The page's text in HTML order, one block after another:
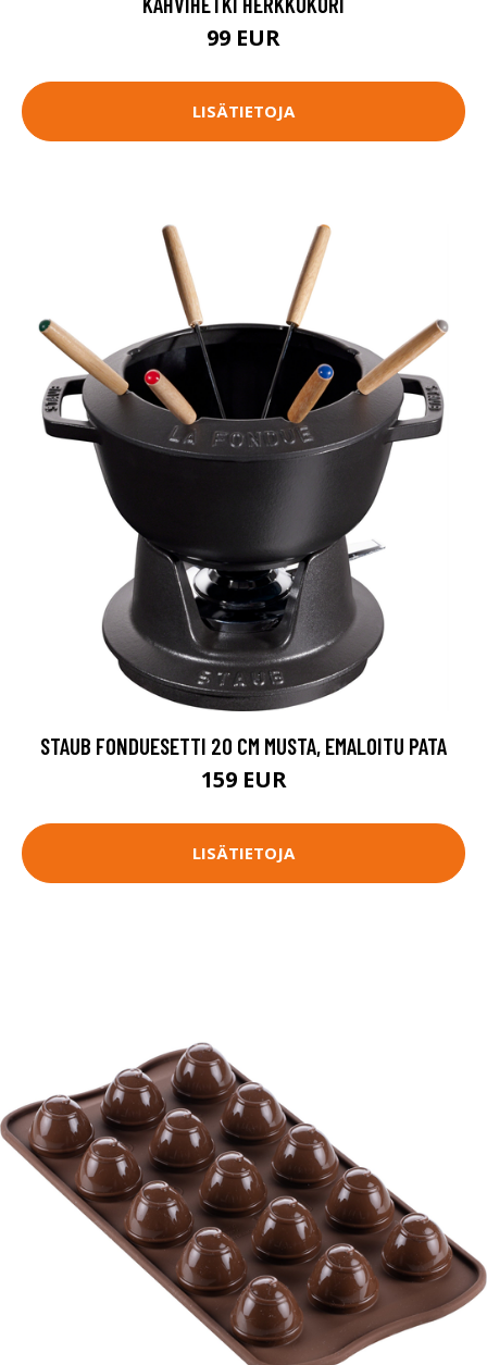
99 EUR
LISÄTIETOJA
STAUB FONDUESETTI 20 CM MUSTA, EMALOITU PATA
159 EUR
LISÄTIETOJA